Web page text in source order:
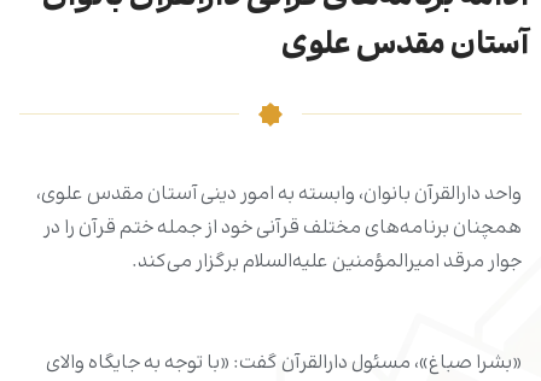
آستان مقدس علوی
واحد دارالقرآن بانوان، وابسته به امور دینی آستان مقدس علوی،
همچنان برنامه‌های مختلف قرآنی خود از جمله ختم قرآن را در
جوار مرقد امیرالمؤمنین علیه‌السلام برگزار می‌کند.
«بشرا صباغ»، مسئول دارالقرآن گفت: «با توجه به جایگاه والای